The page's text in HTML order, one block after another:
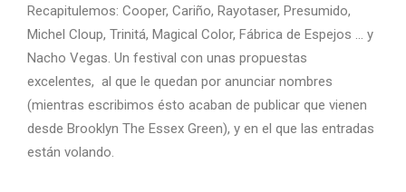
Recapitulemos: Cooper, Cariño, Rayotaser, Presumido,
Michel Cloup, Trinitá, Magical Color, Fábrica de Espejos … y
Nacho Vegas. Un festival con unas propuestas
excelentes, al que le quedan por anunciar nombres
(mientras escribimos ésto acaban de publicar que vienen
desde Brooklyn The Essex Green), y en el que las entradas
están volando.